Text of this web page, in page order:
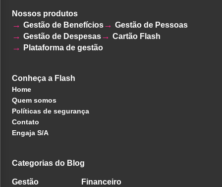
Nossos produtos
Gestão de Benefícios
Gestão de Pessoas
Gestão de Despesas
Cartão Flash
Plataforma de gestão
Conheça a Flash
Home
Quem somos
Políticas de segurança
Contato
Engaja S/A
Categorias do Blog
Gestão Financeiro